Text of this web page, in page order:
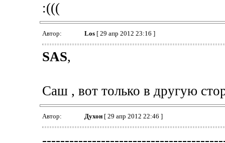
:(((
Автор: Los[ 29 апр 2012 23:16 ]
SAS,
Саш , вот только в другую
Автор: Духон[ 29 апр 2012 22:46 ]